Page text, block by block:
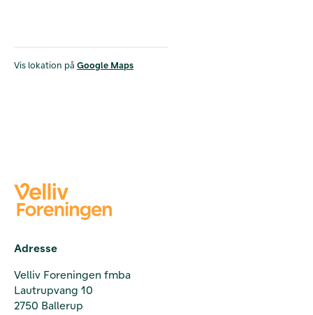
Vis lokation på Google Maps
Adresse
Velliv Foreningen fmba
Lautrupvang 10
2750 Ballerup